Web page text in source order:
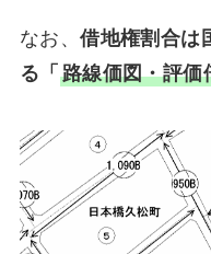
なお、借地権割合は
る「 路線価図・評価